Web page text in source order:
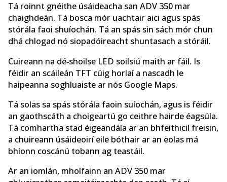
Tá roinnt gnéithe úsáideacha san ADV 350 mar
chaighdeán. Tá bosca mór uachtair aici agus spás
stórála faoi shuíochán. Tá an spás sin sách mór chun
dhá chlogad nó siopadóireacht shuntasach a stóráil.
Cuireann na dé‑shoilse LED soilsiú maith ar fáil. Is
féidir an scáileán TFT cúig horlaí a nascadh le
haipeanna soghluaiste ar nós Google Maps.
Tá solas sa spás stórála faoin suíochán, agus is féidir
an gaothscáth a choigeartú go ceithre hairde éagsúla.
Tá comhartha stad éigeandála ar an bhfeithicil freisin,
a chuireann úsáideoirí eile bóthair ar an eolas má
bhíonn coscánú tobann ag teastáil.
Ar an iomlán, mholfainn an ADV 350 mar